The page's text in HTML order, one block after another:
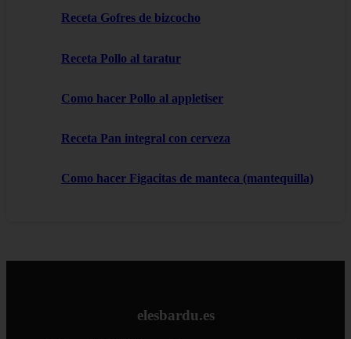
Receta Gofres de bizcocho
Receta Pollo al taratur
Como hacer Pollo al appletiser
Receta Pan integral con cerveza
Como hacer Figacitas de manteca (mantequilla)
elesbardu.es